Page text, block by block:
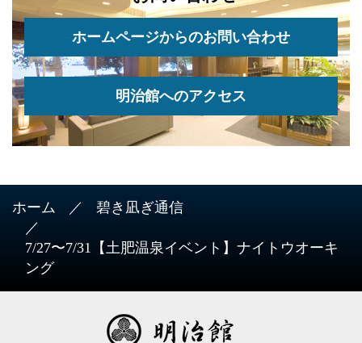
ホームページからのお問い合わせ
明治館へのアクセス
ホーム 碧き凪ぎ通信
7/27〜7/31【土肥温泉イベント】ナイトウオーキ
ング